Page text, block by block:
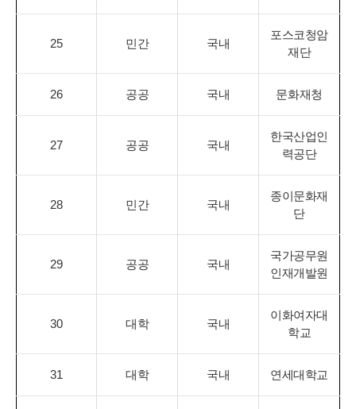
25 민간 국내
포스코청암
재단
26 공공 국내 문화재청
27 공공 국내
한국산업인
력공단
28 민간 국내
종이문화재
단
29 공공 국내
국가공무원
인재개발원
30 대학 국내
이화여자대
학교
31 대학 국내 연세대학교